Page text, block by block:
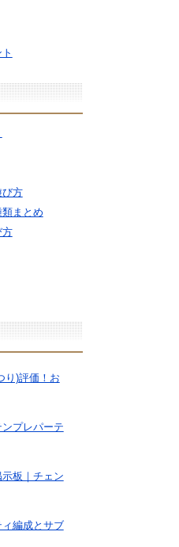
び方
まとめ
方
り)評価！お
ンプレパーテ
示板｜チェン
ィ編成とサブ